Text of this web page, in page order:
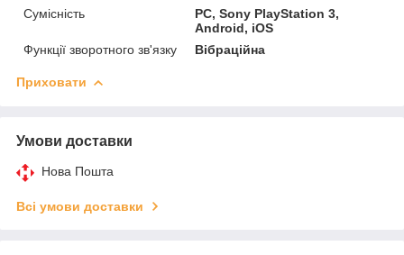
Сумісність
PC, Sony PlayStation 3,
Android, iOS
Функції зворотного зв'язку
Вібраційна
Приховати
Умови доставки
Нова Пошта
Всі умови доставки